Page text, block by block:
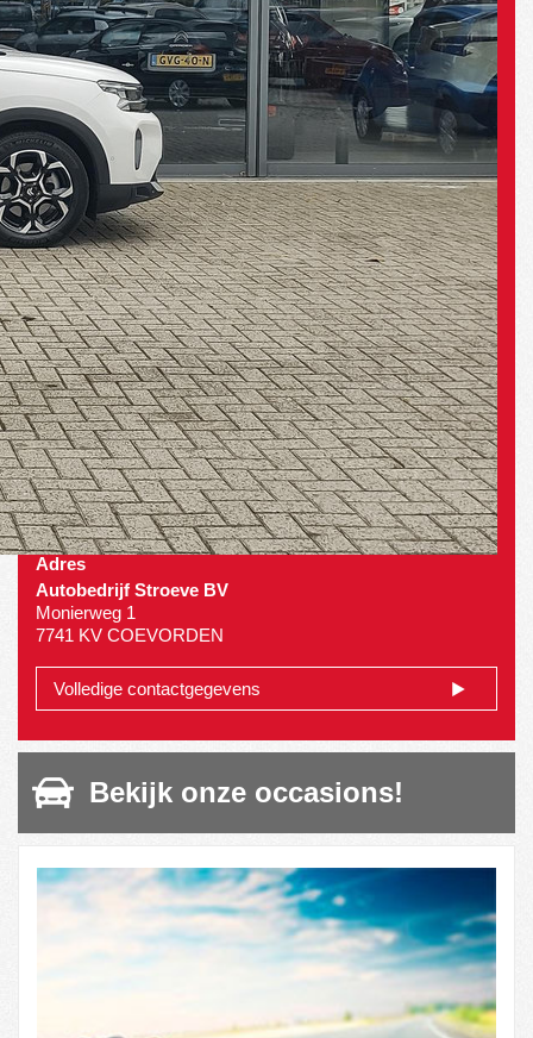
Adres
Autobedrijf Stroeve BV
Monierweg 1
7741 KV COEVORDEN
Volledige contactgegevens
Bekijk onze occasions!